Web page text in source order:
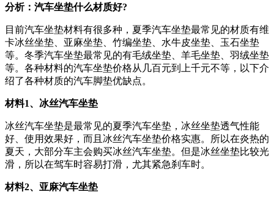
分析：汽车坐垫什么材质好?
目前汽车坐垫材料有很多种，夏季汽车坐垫最常见的材质有维
卡冰丝坐垫、亚麻坐垫、竹编坐垫、水牛皮坐垫、玉石坐垫
等。冬季汽车坐垫最常见的有毛绒坐垫、羊毛坐垫、羽绒坐垫
等。各种材料的汽车坐垫价格从几百元到上千元不等，以下介
绍了各种材质的汽车脚垫优缺点。
材料1、冰丝汽车坐垫
冰丝汽车坐垫是最常见的夏季汽车坐垫，冰丝坐垫透气性能
好、使用效果好，而且冰丝汽车坐垫价格实惠。所以在炎热的
夏天，大部分车主会购买冰丝汽车坐垫。但是冰丝坐垫比较光
滑，所以在驾车时容易打滑，尤其紧急刹车时。
材料2、亚麻汽车坐垫